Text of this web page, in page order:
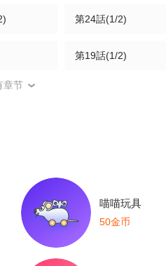
第24話(1/2)
第19話(1/2)
章节
喵喵玩具
50金币